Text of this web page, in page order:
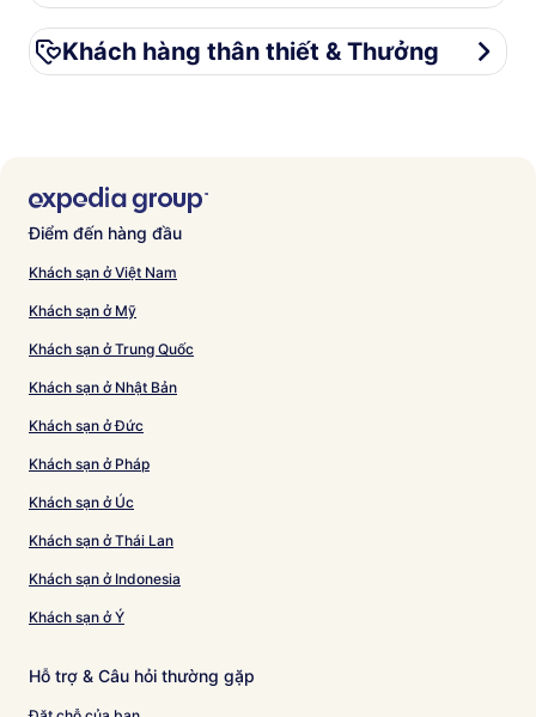
Khách hàng thân thiết & Thưởng
Khách hàng thân thiết & Thưởng
Điểm đến hàng đầu
Khách sạn ở Việt Nam
Khách sạn ở Mỹ
Khách sạn ở Trung Quốc
Khách sạn ở Nhật Bản
Khách sạn ở Đức
Khách sạn ở Pháp
Khách sạn ở Úc
Khách sạn ở Thái Lan
Khách sạn ở Indonesia
Khách sạn ở Ý
Hỗ trợ & Câu hỏi thường gặp